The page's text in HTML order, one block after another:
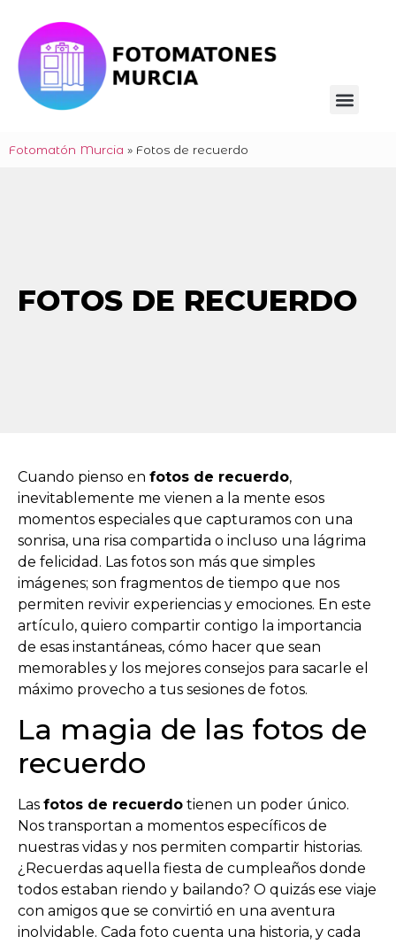
Fotomatón Murcia » Fotos de recuerdo
FOTOS DE RECUERDO
Cuando pienso en fotos de recuerdo,
inevitablemente me vienen a la mente esos
momentos especiales que capturamos con una
sonrisa, una risa compartida o incluso una lágrima
de felicidad. Las fotos son más que simples
imágenes; son fragmentos de tiempo que nos
permiten revivir experiencias y emociones. En este
artículo, quiero compartir contigo la importancia
de esas instantáneas, cómo hacer que sean
memorables y los mejores consejos para sacarle el
máximo provecho a tus sesiones de fotos.
La magia de las fotos de
recuerdo
Las fotos de recuerdo tienen un poder único.
Nos transportan a momentos específicos de
nuestras vidas y nos permiten compartir historias.
¿Recuerdas aquella fiesta de cumpleaños donde
todos estaban riendo y bailando? O quizás ese viaje
con amigos que se convirtió en una aventura
inolvidable. Cada foto cuenta una historia, y cada